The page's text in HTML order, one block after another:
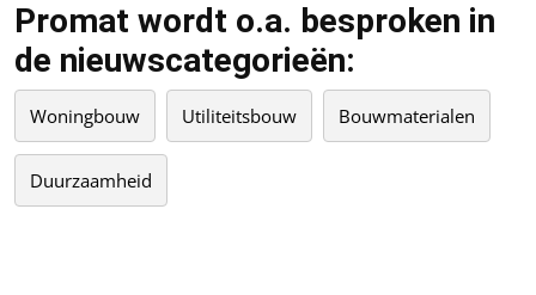
Promat wordt o.a. besproken in
de nieuwscategorieën:
Woningbouw Utiliteitsbouw Bouwmaterialen
Duurzaamheid